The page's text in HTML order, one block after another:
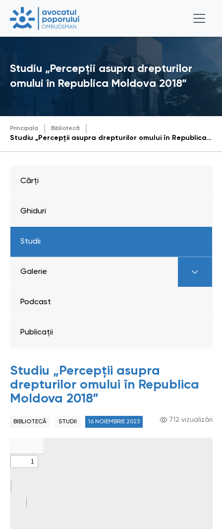
Studiu „Percepții asupra drepturilor
omului în Republica Moldova 2018”
Principala Bibliotecă
Studiu „Percepții asupra drepturilor omului în Republica Moldova 2018”
Studiu „Percepții asupra
drepturilor omului în Republica
Moldova 2018”
BIBLIOTECĂ STUDII 16 NOIEMBRIE 2023 712 vizualizări
Cărți
Ghiduri
Studii
Galerie
Podcast
Publicații